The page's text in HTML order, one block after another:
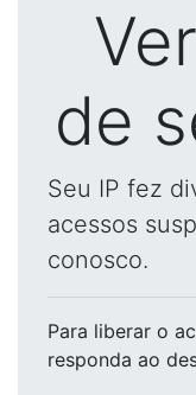
de
Seu IP fez
acessos
conosco.
Para liberar o
responda ao